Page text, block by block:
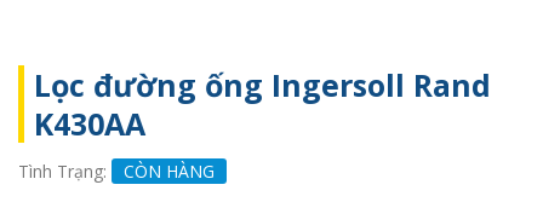
Lọc đường ống Ingersoll Rand
K430AA
Tình Trạng: CÒN HÀNG